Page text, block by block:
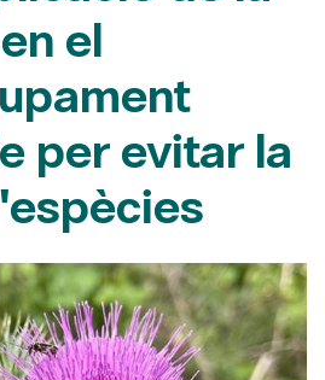
el
per evitar la